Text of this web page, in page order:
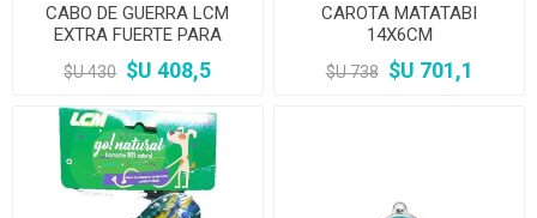
CABO DE GUERRA LCM
EXTRA FUERTE PARA
PERROS
$U 430 $U 408,5
CAROTA MATATABI
14X6CM
$U 738 $U 701,1